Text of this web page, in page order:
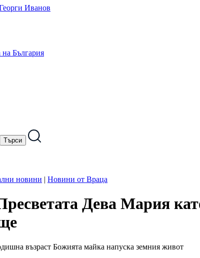
Иванов
България
новини | Новини от Враца
Дева Мария
възраст Божията майка напуска земния живот